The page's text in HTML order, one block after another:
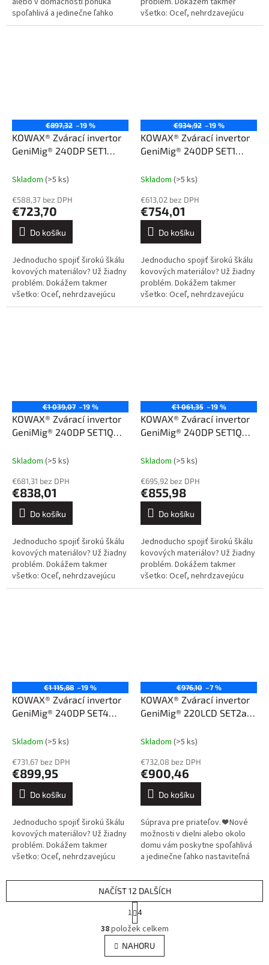
spoľahlivá a jedinečne ľahko
nastaviteľná zváračka
všetko: Oceľ, nehrdzavejúcu
oceľ, hliník a jeho zliatiny, meď a
€897,32 –19 %
KOWAX® Zvárací invertor
GeniMig® 240DP SET1
Skladom (>5 ks)
€588,37 bez DPH
€723,70
Do košíku
Jednoducho spojiť širokú škálu
kovových materiálov? Už žiadny
problém. Dokážem takmer
všetko: Oceľ, nehrdzavejúcu
oceľ, hliník a jeho zliatiny, meď a
€934,92 –19 %
KOWAX® Zvárací invertor
GeniMig® 240DP SET1
Skladom (>5 ks)
€613,02 bez DPH
€754,01
Do košíku
Jednoducho spojiť širokú škálu
kovových materiálov? Už žiadny
problém. Dokážem takmer
všetko: Oceľ, nehrdzavejúcu
oceľ, hliník a jeho zliatiny, meď a
€1 039,07 –19 %
KOWAX® Zvárací invertor
GeniMig® 240DP SET1Q
Skladom (>5 ks)
€681,31 bez DPH
€838,01
Do košíku
Jednoducho spojiť širokú škálu
kovových materiálov? Už žiadny
problém. Dokážem takmer
všetko: Oceľ, nehrdzavejúcu
oceľ, hliník a jeho zliatiny, meď a
€1 061,35 –19 %
KOWAX® Zvárací invertor
GeniMig® 240DP SET1Q
Skladom (>5 ks)
€695,92 bez DPH
€855,98
Do košíku
Jednoducho spojiť širokú škálu
kovových materiálov? Už žiadny
problém. Dokážem takmer
všetko: Oceľ, nehrdzavejúcu
oceľ, hliník a jeho zliatiny, meď a
€1 115,88 –19 %
KOWAX® Zvárací invertor
GeniMig® 240DP SET4
Skladom (>5 ks)
€731,67 bez DPH
€899,95
Do košíku
Jednoducho spojiť širokú škálu
kovových materiálov? Už žiadny
problém. Dokážem takmer
všetko: Oceľ, nehrdzavejúcu
jej zliatiny. Kliknite sem....
€976,10 –7 %
KOWAX® Zvárací invertor
GeniMig® 220LCD SET2a
Skladom (>5 ks)
€732,08 bez DPH
€900,46
Do košíku
Súprava pre priateľov. ❤️ Nové
možnosti v dielni alebo okolo
domu vám poskytne spoľahlivá
a jedinečne ľahko nastaviteľná
Jednoduché ovládanie, ktoré...
O
v
l
á
NAČÍST 12 DALŠÍCH
t
r
á
n
k
1 4
38položek celkem
NAHORU